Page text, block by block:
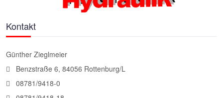
Kontakt
Günther Zieglmeier
Benzstraße 6, 84056 Rottenburg/L
08781/9418-0